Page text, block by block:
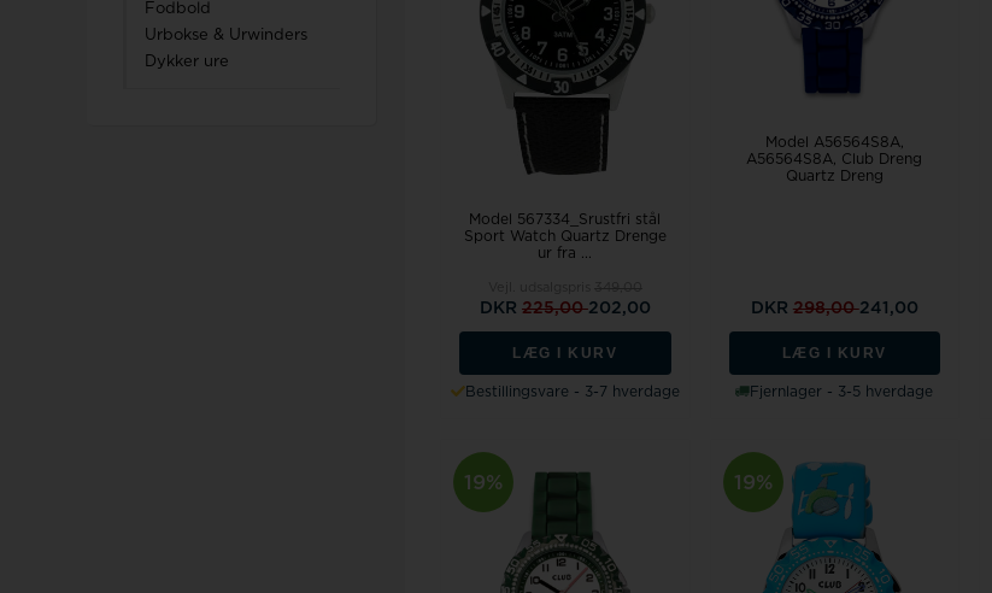
Fodbold
Urbokse & Urwinders
Dykker ure
Model 567334_Srustfri stål
Sport Watch Quartz Drenge
ur fra ...
DKR 225,00202,00
LÆG I KURV
Bestillingsvare - 3-7 hverdage
Model A56564S8A
A56564S8A, Club Dreng
Quartz Dreng
DKR 298,00241,00
LÆG I KURV
Fjernlager - 3-5 hverdage
19% 19%